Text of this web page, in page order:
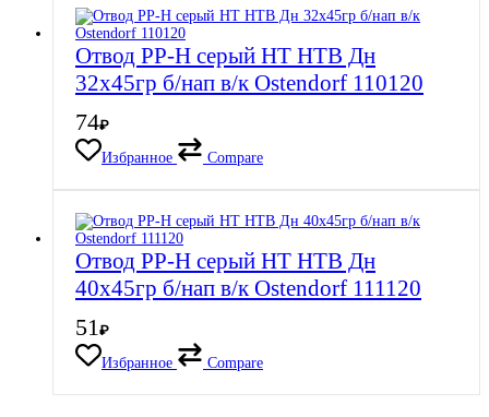
Отвод PP-H серый HT HTB Дн
32х45гр б/нап в/к Ostendorf 110120
74₽
Избранное
Compare
Отвод PP-H серый HT HTB Дн
40х45гр б/нап в/к Ostendorf 111120
51 ₽
Избранное
Compare